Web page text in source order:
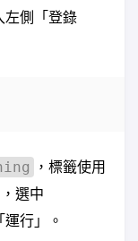
左側「登錄
，標籤使用
選中
行」。